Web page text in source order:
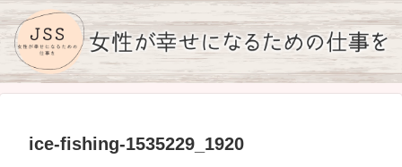
ice-fishing-1535229_1920